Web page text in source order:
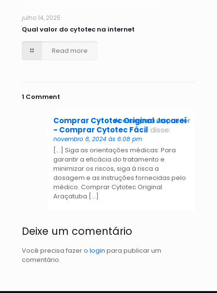
julho 14, 2025
Qual valor do cytotec na internet
Read more
1 Comment
Comprar Cytotec Original Jacareí
- Comprar Cytotec Fácil disse:
novembro 8, 2024 às 6:08 pm
[…] Siga as orientações médicas: Para
garantir a eficácia do tratamento e
minimizar os riscos, siga à risca a
dosagem e as instruções fornecidas pelo
médico. Comprar Cytotec Original
Araçatuba […]
Acesse para responder
Deixe um comentário
Você precisa fazer o login para publicar um
comentário.